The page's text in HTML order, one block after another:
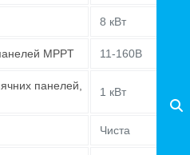
8 кВт
MPPT 11-160В
панелей,
1 кВт
Чиста